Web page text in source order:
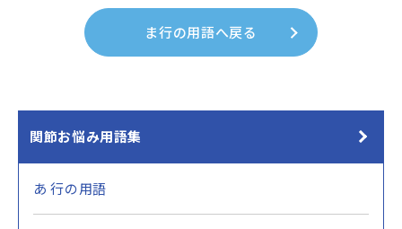
ま行の用語へ戻る
関節お悩み用語集
あ 行の用語